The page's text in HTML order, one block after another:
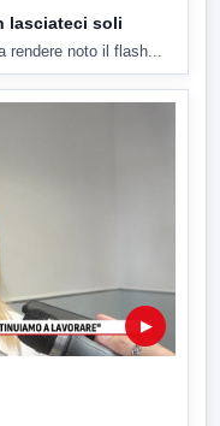
lasciateci soli
rendere noto il flash...
▶